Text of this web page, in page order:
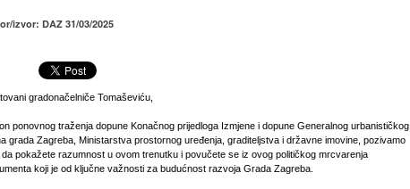
izvor: DAZ 31/03/2025
gradonačelniče Tomaševiću,
ponovnog traženja dopune Konačnog prijedloga Izmjene i dopune Generalnog urbanističkog
grada Zagreba, Ministarstva prostornog uređenja, graditeljstva i državne imovine, pozivamo
da pokažete razumnost u ovom trenutku i povučete se iz ovog političkog mrcvarenja
koji je od ključne važnosti za budućnost razvoja Grada Zagreba.